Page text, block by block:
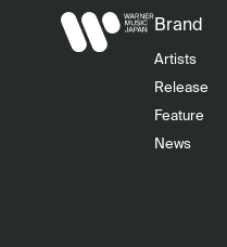
Brand
Artists
Release
Feature
News